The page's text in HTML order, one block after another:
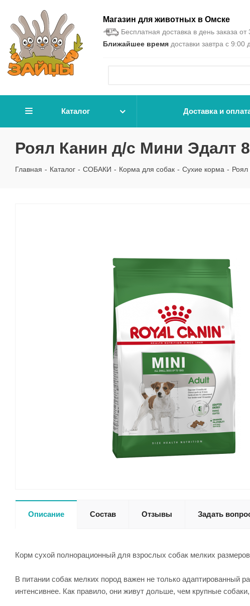
Магазин для животных в Омске
Бесплатная доставка в день заказа от
Ближайшее время доставки завтра с 9:00
Каталог Доставка и
Роял Канин д/с Мини Эдалт
Главная - Каталог - СОБАКИ - Корма для собак - Сухие корма - Роял
Описание Состав Отзывы Задать
Корм сухой полнорационный для взрослых собак мелких
В питании собак мелких пород важен не только адаптированный
интенсивнее. Как правило, они живут дольше, чем крупные